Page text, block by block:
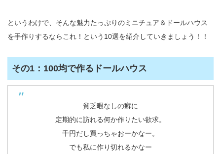
というわけで、そんな魅力たっぷりのミニチュア＆ドールハウス
を手作りするならこれ！という10選を紹介していきましょう！！
その1：100均で作るドールハウス
貧乏暇なしの癖に
定期的に訪れる何か作りたい欲求。
千円だし買っちゃおーかなー。
でも私に作り切れるかなー